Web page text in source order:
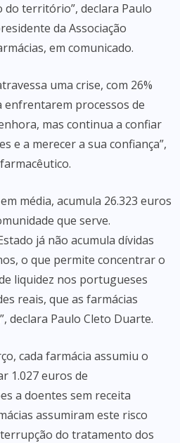
território”, declara Paulo
da Associação
em comunicado.
uma crise, com 26%
enfrentarem processos de
mas continua a confiar
e a merecer a sua confiança”,
média, acumula 26.323 euros
que serve.
já não acumula dívidas
o que permite concentrar o
liquidez nos portugueses
reais, que as farmácias
declara Paulo Cleto Duarte.
cada farmácia assumiu o
1.027 euros de
a doentes sem receita
assumiram este risco
do tratamento dos